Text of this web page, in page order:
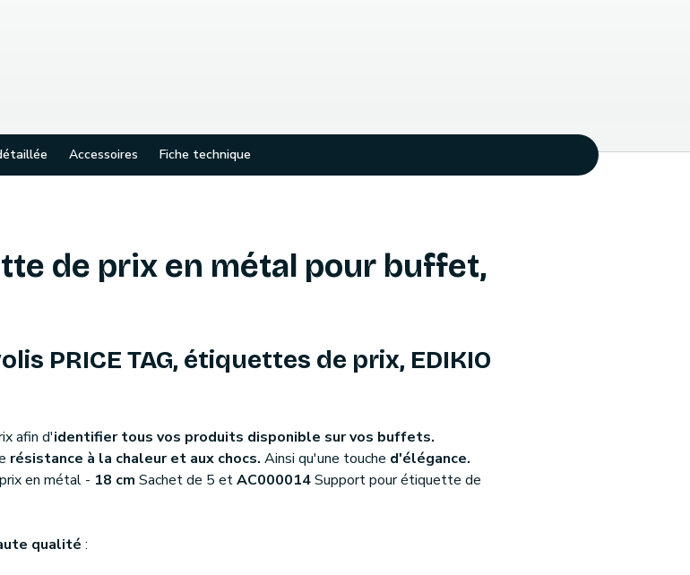
Accessoires Fiche technique
de prix en métal pour buffet,
PRICE TAG, étiquettes de prix, EDIKIO
afin d'identifier tous vos produits disponible sur vos buffets.
résistance à la chaleur et aux chocs. Ainsi qu'une touche d'élégance.
en métal - 18 cm Sachet de 5 etAC000014Support pour étiquette de
qualité :